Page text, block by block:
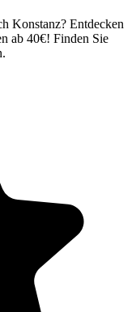
Konstanz? Entdecken
ab 40€! Finden Sie